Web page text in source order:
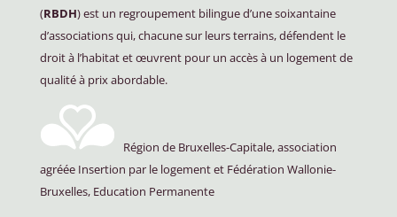
(RBDH) est un regroupement bilingue d’une soixantaine
d’associations qui, chacune sur leurs terrains, défendent le
droit à l’habitat et œuvrent pour un accès à un logement de
qualité à prix abordable.
Région de Bruxelles-Capitale, association
agréée Insertion par le logement et Fédération Wallonie-
Bruxelles, Education Permanente